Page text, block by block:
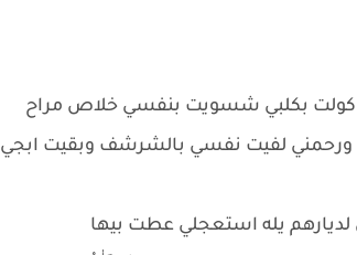
بكلبي شسويت بنفسي خلاص مراح
لفيت نفسي بالشرشف وبقيت ابجي
يله استعجلي عطت بيها